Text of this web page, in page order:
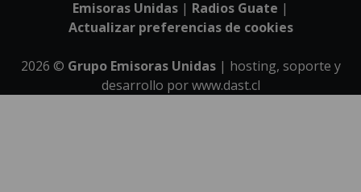
Emisoras Unidas | Radios Guate |
Actualizar preferencias de cookies
2026 © Grupo Emisoras Unidas| hosting, soporte y
desarrollo porwww.dast.cl